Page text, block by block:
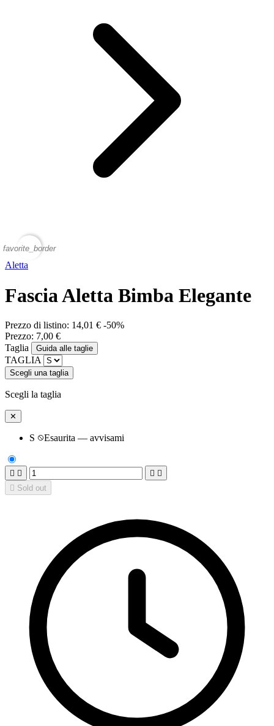
favorite_border
Aletta
Fascia Aletta Bimba Elegante
Prezzo di listino: 14,01 € -50%
Prezzo: 7,00 €
Taglia
Guida alle taglie
TAGLIA
Scegli una taglia
Scegli la taglia
✕
S Esaurita — avvisami
   
 Sold out